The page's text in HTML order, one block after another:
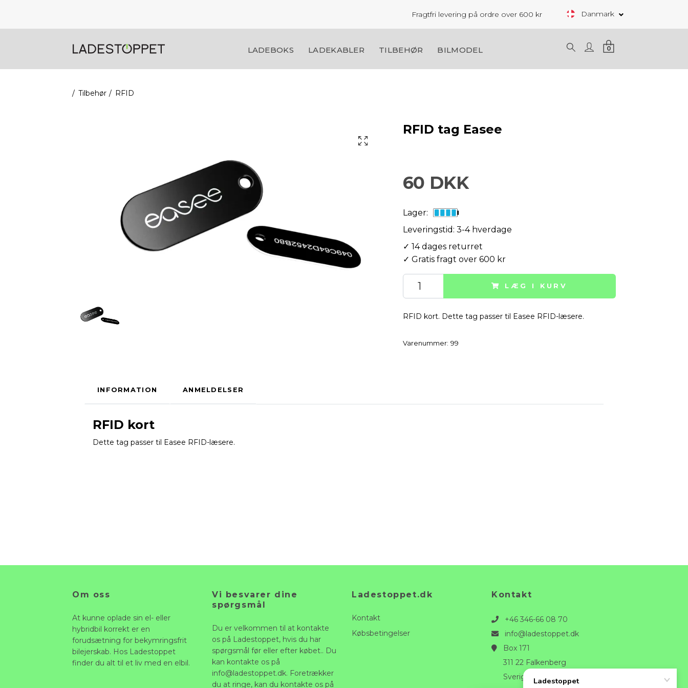
Fragtfri levering på ordre over 600 kr Danmark
LADEBOKS LADEKABLER TILBEHØR BILMODEL 0
Tilbehør RFID
RFID tag Easee
60 DKK
Lager:
Leveringstid: 3-4 hverdage
✓ 14 dages returret
✓ Gratis fragt over 600 kr
LÆG I KURV
RFID kort. Dette tag passer til Easee RFID-læsere.
Varenummer: 99
INFORMATION ANMELDELSER
RFID kort
Dette tag passer til Easee RFID-læsere.
Om oss
At kunne oplade sin el- eller
hybridbil korrekt er en
forudsætning for bekymringsfrit
bilejerskab. Hos Ladestoppet
finder du alt til et liv med en elbil.
Vi besvarer dine
spørgsmål
Du er velkommen til at kontakte
os på Ladestoppet, hvis du har
spørgsmål før eller efter købet.. Du
kan kontakte os på
info@ladestoppet.dk. Foretrækker
du at ringe, kan du kontakte os på
Ladestoppet.dk
Kontakt
Købsbetingelser
Kontakt
+46 346-66 08 70
info@ladestoppet.dk
Box 171
311 22 Falkenberg
Sverige